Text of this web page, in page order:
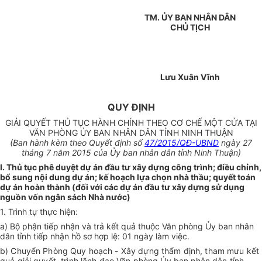
TM. ỦY BAN NHÂN DÂN
CHỦ TỊCH
Lưu Xuân Vĩnh
QUY ĐỊNH
GIẢI QUYẾT THỦ TỤC HÀNH CHÍNH THEO CƠ CHẾ MỘT CỬA TẠI
VĂN PHÒNG ỦY BAN NHÂN DÂN TỈNH NINH THUẬN
(Ban hành kèm theo Quyết định số47/2015/QĐ-UBND ngày 27
tháng 7 năm 2015 của Ủy ban nhân dân tỉnh Ninh Thuận)
I. Thủ tục phê duyệt dự án đầu tư xây dựng công trình; điều chỉnh,
bổ sung nội dung dự án; kế hoạch lựa chọn nhà thầu; quyết toán
dự án hoàn thành (đối với các dự án đầu tư xây dựng sử dụng
nguồn vốn ngân sách Nhà nước)
1. Trình tự thực hiện:
a) Bộ phận tiếp nhận và trả kết quả thuộc Văn phòng Ủy ban nhân
dân tỉnh tiếp nhận hồ sơ hợp lệ: 01 ngày làm việc.
b) Chuyển Phòng Quy hoạch - Xây dựng thẩm định, tham mưu kết